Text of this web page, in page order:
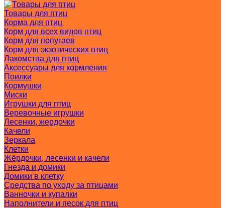
Товары для птиц
Корма для птиц
Корм для всех видов птиц
Корм для попугаев
Корм для экзотических птиц
Лакомства для птиц
Аксессуары для кормления
Поилки
Кормушки
Миски
Игрушки для птиц
Веревочные игрушки
Лесенки, жердочки
Качели
Зеркала
Клетки
Жёрдочки, лесенки и качели
Гнезда и домики
Домики в клетку
Средства по уходу за птицами
Ванночки и купалки
Наполнители и песок для птиц